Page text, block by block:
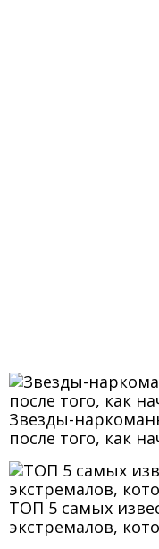
Звезды-
после того, как
ТОП 5 самых
экстремалов,